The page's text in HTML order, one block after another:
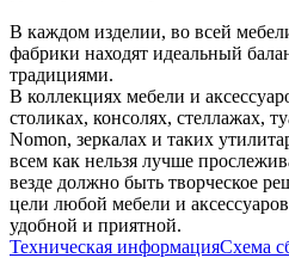
В каждом изделии, во всей
фабрики находят идеальный
традициями.
В коллекциях мебели и
столиках, консолях, стеллажах,
Nomon, зеркалах и таких
всем как нельзя лучше
везде должно быть творческое
цели любой мебели и
удобной и приятной.
Техническая информацияСхема